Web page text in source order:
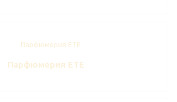
Парфюмерия ETE